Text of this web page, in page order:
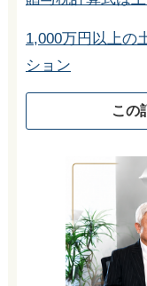
1,000万円以上の
ション
この